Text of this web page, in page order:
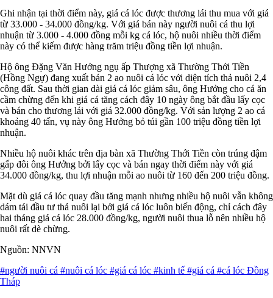
Ghi nhận tại thời điểm này, giá cá lóc được thương lái thu mua với giá
từ 33.000 - 34.000 đồng/kg. Với giá bán này người nuôi cá thu lợi
nhuận từ 3.000 - 4.000 đồng mỗi kg cá lóc, hộ nuôi nhiều thời điểm
này có thể kiếm được hàng trăm triệu đồng tiền lợi nhuận.
Hộ ông Đặng Văn Hưởng ngụ ấp Thượng xã Thường Thới Tiền
(Hồng Ngự) đang xuất bán 2 ao nuôi cá lóc với diện tích thả nuôi 2,4
công đất. Sau thời gian dài giá cá lóc giảm sâu, ông Hưởng cho cá ăn
cầm chừng đến khi giá cá tăng cách đây 10 ngày ông bắt đầu lấy cọc
và bán cho thương lái với giá 32.000 đồng/kg. Với sản lượng 2 ao cá
khoảng 40 tấn, vụ này ông Hưởng bỏ túi gần 100 triệu đồng tiền lợi
nhuận.
Nhiều hộ nuôi khác trên địa bàn xã Thường Thới Tiền còn trúng đậm
gấp đôi ông Hưởng bởi lấy cọc và bán ngay thời điểm này với giá
34.000 đồng/kg, thu lợi nhuận mỗi ao nuôi từ 160 đến 200 triệu đồng.
Mặt dù giá cá lóc quay đầu tăng mạnh nhưng nhiều hộ nuôi vẫn không
dám tái đầu tư thả nuôi lại bởi giá cá lóc luôn biến động, chỉ cách đây
hai tháng giá cá lóc 28.000 đồng/kg, người nuôi thua lỗ nên nhiều hộ
nuôi rất dè chừng.
Nguồn: NNVN
#người nuôi cá #nuôi cá lóc #giá cá lóc #kinh tế #giá cá #cá lóc Đồng
Tháp